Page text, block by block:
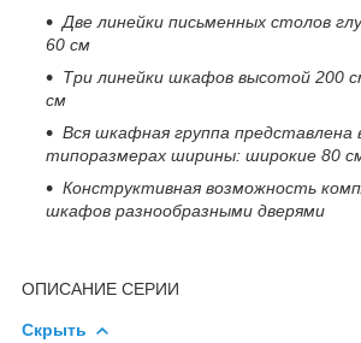
Две линейки письменных столов
60 см
Три линейки шкафов высотой 200
см
Вся шкафная группа представлена
типоразмерах ширины: широкие 80
Конструктивная возможность
шкафов разнообразными дверями
ОПИСАНИЕ СЕРИИ
Скрыть